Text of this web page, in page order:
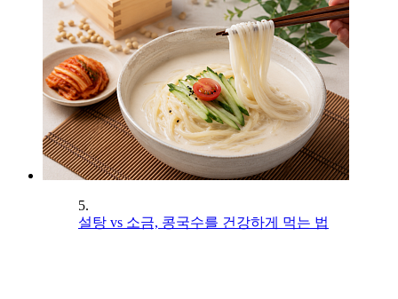
5.
설탕 vs 소금, 콩국수를 건강하게 먹는 법